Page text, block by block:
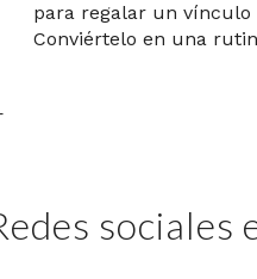
para regalar un
Conviértelo en una
sociales